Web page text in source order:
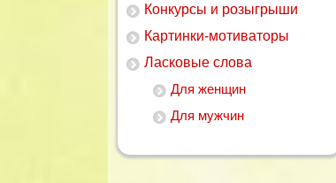
Конкурсы и розыгрыши
Картинки-мотиваторы
Ласковые слова
Для женщин
Для мужчин